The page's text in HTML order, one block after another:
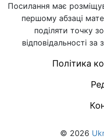
Посилання має
першому абзаці
поділяти точку
відповідальності за
Політика
© 2026